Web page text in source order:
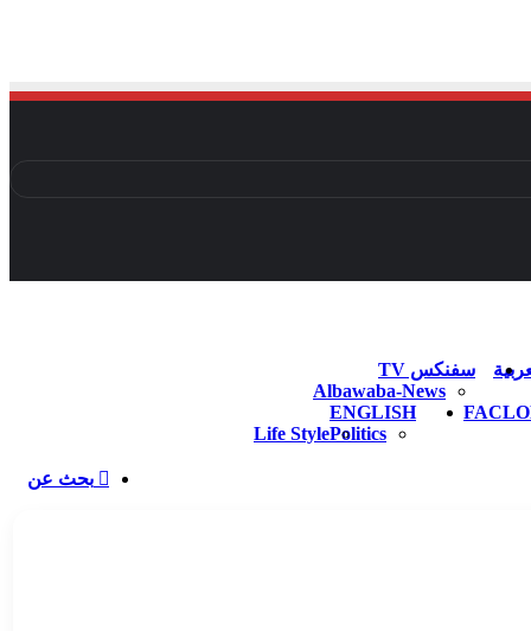
سفنكس TV
Albawaba-News
ENGLISH
Politics
Life Style
بحث عن